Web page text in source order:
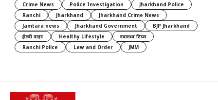
Crime News
Police Investigation
Jharkhand Police
Ranchi
Jharkhand
Jharkhand Crime News
Jamtara news
Jharkhand Government
BJP Jharkhand
हेल्दी डाइट
Healthy Lifestyle
स्वास्थ्य टिप्स
Ranchi Police
Law and Order JMM